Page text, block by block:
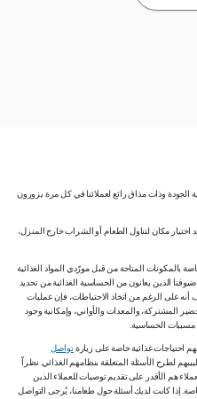
الجودة وذات مذاق رائع لعملائنا في كل مرة يزورون
اختيار مكان لتناول الطعام أو الشراب خارج المنزل،
بالمكونات المتاحة من قبل مورّدي المواد الغذائية
ضيوفنا الذين يعانون من الحساسية الغذائية من تحديد
على الرغم من اتخاذ الاحتياطات، فإن عمليات
المشتركة، والمعدات والأواني، وإمكانية وجود
مسببات الحساسية.
احتياجات غذائية خاصة على زيارةتواصل
لطرح الأسئلة المتعلقة بنظامهم الغذائي. نظراً
هم الأقدر على تقديم توصيات للعملاء الذين
إذا كانت لديك أسئلة حول طعامنا، يُرجى التواصل